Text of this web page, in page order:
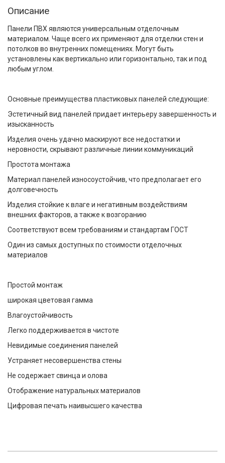
Описание
Панели ПВХ являются универсальным отделочным
материалом. Чаще всего их применяют для отделки стен и
потолков во внутренних помещениях. Могут быть
установлены как вертикально или горизонтально, так и под
любым углом.
Основные преимущества пластиковых панелей следующие:
Эстетичный вид панелей придает интерьеру завершенность и
изысканность
Изделия очень удачно маскируют все недостатки и
неровности, скрывают различные линии коммуникаций
Простота монтажа
Материал панелей износоустойчив, что предполагает его
долговечность
Изделия стойкие к влаге и негативным воздействиям
внешних факторов, а также к возгоранию
Соответствуют всем требованиям и стандартам ГОСТ
Один из самых доступных по стоимости отделочных
материалов
Простой монтаж
широкая цветовая гамма
Влагоустойчивость
Легко поддерживается в чистоте
Невидимые соединения панелей
Устраняет несовершенства стены
Не содержает свинца и олова
Отображение натуральных материалов
Цифровая печать наивысшего качества